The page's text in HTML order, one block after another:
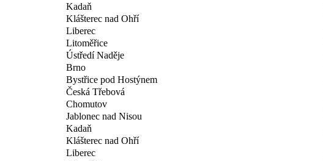
Kadaň
Klášterec nad Ohří
Liberec
Litoměřice
Ústředí Naděje
Brno
Bystřice pod Hostýnem
Česká Třebová
Chomutov
Jablonec nad Nisou
Kadaň
Klášterec nad Ohří
Liberec